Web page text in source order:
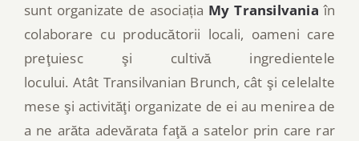
sunt organizate de asociația My Transilvania în
colaborare cu producătorii locali, oameni care
preţuiesc şi cultivă ingredientele
locului. Atât Transilvanian Brunch, cât şi celelalte
mese şi activităţi organizate de ei au menirea de
a ne arăta adevărata faţă a satelor prin care rar